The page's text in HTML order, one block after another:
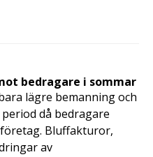
bedragare i sommar
lägre bemanning och
då bedragare
Bluffakturor,
av